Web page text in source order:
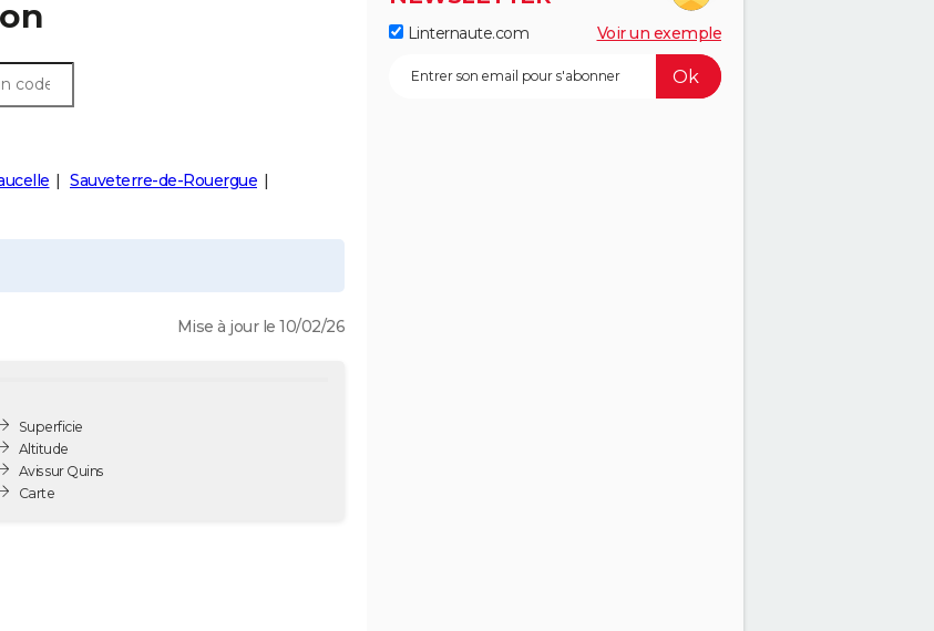
Sauveterre-de-Rouergue
Mise à jour le 10/02/26
Superficie
Altitude
Avis sur Quins
Carte
Linternaute.com Voir un exemple